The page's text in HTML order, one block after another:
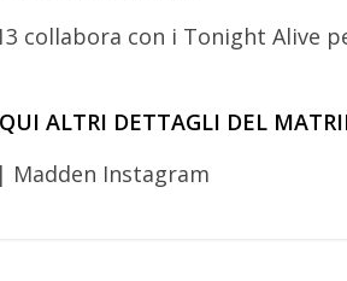
collabora con i Tonight Alive
ALTRI DETTAGLI DEL
Madden Instagram